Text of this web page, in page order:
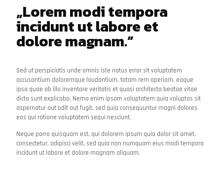
„Lorem modi tempora
incidunt ut labore et
dolore magnam.”
Sed ut perspiciatis unde omnis iste natus error sit voluptatem
accusantium doloremque laudantium, totam rem aperiam, eaque
ipsa quae ab illo inventore veritatis et quasi architecto beatae vitae
dicta sunt explicabo. Nemo enim ipsam voluptatem quia voluptas sit
aspernatur aut odit aut fugit, sed quia consequuntur magni dolores
eos qui ratione voluptatem sequi nesciunt.
Neque porro quisquam est, qui dolorem ipsum quia dolor sit amet,
consectetur, adipisci velit, sed quia non numquam eius modi tempora
incidunt ut labore et dolore magnam aliquam.